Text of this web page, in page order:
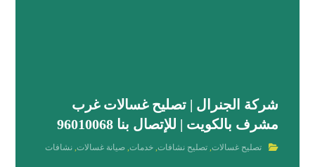
شركة الجنرال | تصليح غسالات غرب
مشرف بالكويت | للإتصال بنا 96010068
تصليح غسالات ,تصليح نشافات ,خدمات ,صيانة غسالات ,نشافات